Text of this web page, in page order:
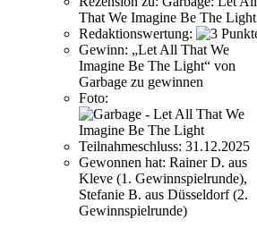
That We Imagine Be The Light
Redaktionswertung:
Gewinn: „Let All That We
Imagine Be The Light“ von
Garbage zu gewinnen
Foto:
Teilnahmeschluss: 31.12.2025
Gewonnen hat: Rainer D. aus
Kleve (1. Gewinnspielrunde),
Stefanie B. aus Düsseldorf (2.
Gewinnspielrunde)